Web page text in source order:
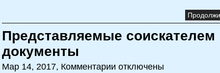
Представляемые соискателем
документы
Мар 14, 2017, Комментарии отключены